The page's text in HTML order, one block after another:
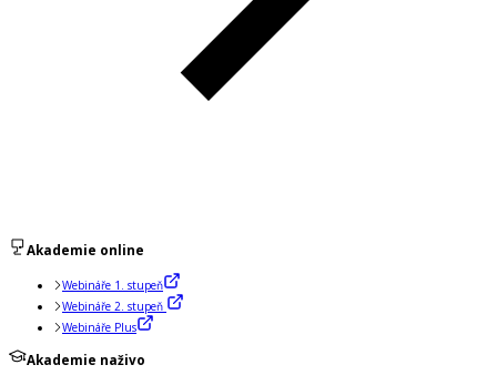
Akademie online
Webináře 1. stupeň
Webináře 2. stupeň
Webináře Plus
Akademie naživo